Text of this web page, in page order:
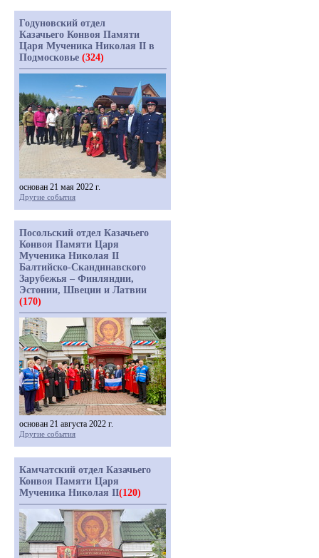
Годуновский отдел
Казачьего Конвоя Памяти
Царя Мученика Николая II в
Подмосковье (324)
основан 21 мая 2022 г.
Другие события
Посольский отдел Казачьего
Конвоя Памяти Царя
Мученика Николая II
Балтийско-Скандинавского
Зарубежья – Финляндии,
Эстонии, Швеции и Латвии
(170)
основан 21 августа 2022 г.
Другие события
Камчатский отдел Казачьего
Конвоя Памяти Царя
Мученика Николая II(120)